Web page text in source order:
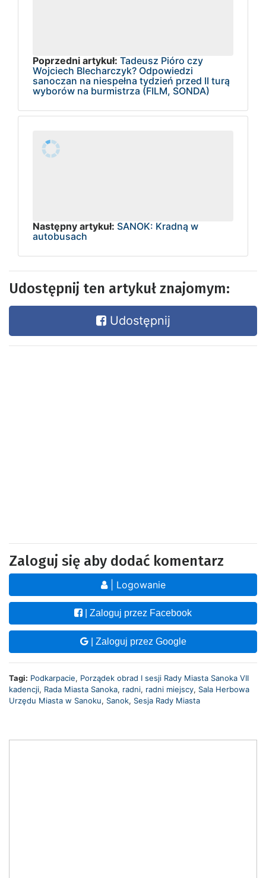
Poprzedni artykuł: Tadeusz Pióro czy
Wojciech Blecharczyk? Odpowiedzi
sanoczan na niespełna tydzień przed II turą
wyborów na burmistrza (FILM, SONDA)
Następny artykuł: SANOK: Kradną w
autobusach
Udostępnij ten artykuł znajomym:
Udostępnij
Zaloguj się aby dodać komentarz
| Logowanie
| Zaloguj przez Facebook
| Zaloguj przez Google
Tagi: Podkarpacie, Porządek obrad I sesji Rady Miasta Sanoka VII
kadencji, Rada Miasta Sanoka, radni, radni miejscy, Sala Herbowa
Urzędu Miasta w Sanoku, Sanok, Sesja Rady Miasta